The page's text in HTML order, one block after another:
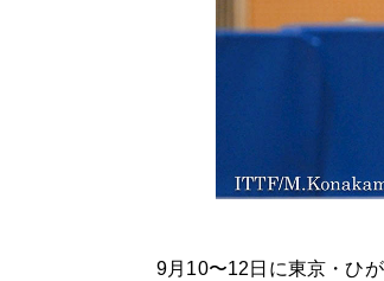
9月10〜12日に東京・ひ